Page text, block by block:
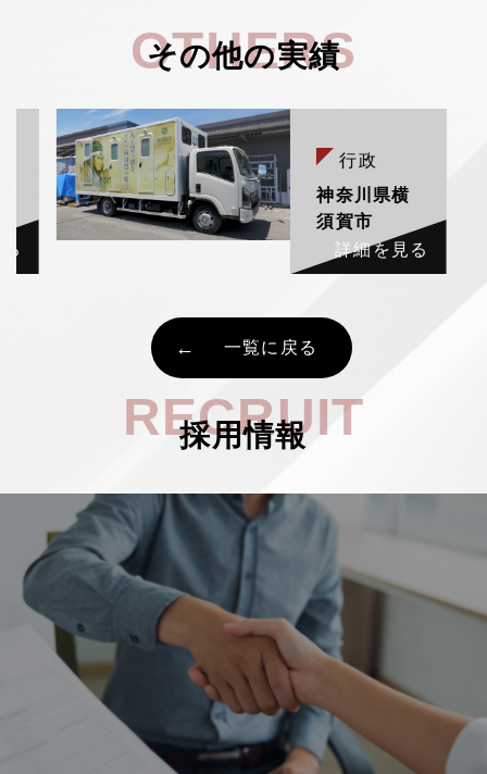
OTHERS
その他の実績
行政
神奈川県横
須賀市
詳細を見る
一覧に戻る
RECRUIT
採用情報